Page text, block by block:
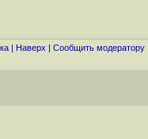
| Наверх | Cообщить модератору